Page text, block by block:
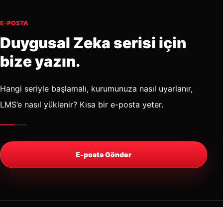
E-POSTA
Duygusal Zeka serisi için
bize yazın.
Hangi seriyle başlamalı, kurumunuza nasıl uyarlanır,
LMS’e nasıl yüklenir? Kısa bir e-posta yeter.
E-posta Gönder